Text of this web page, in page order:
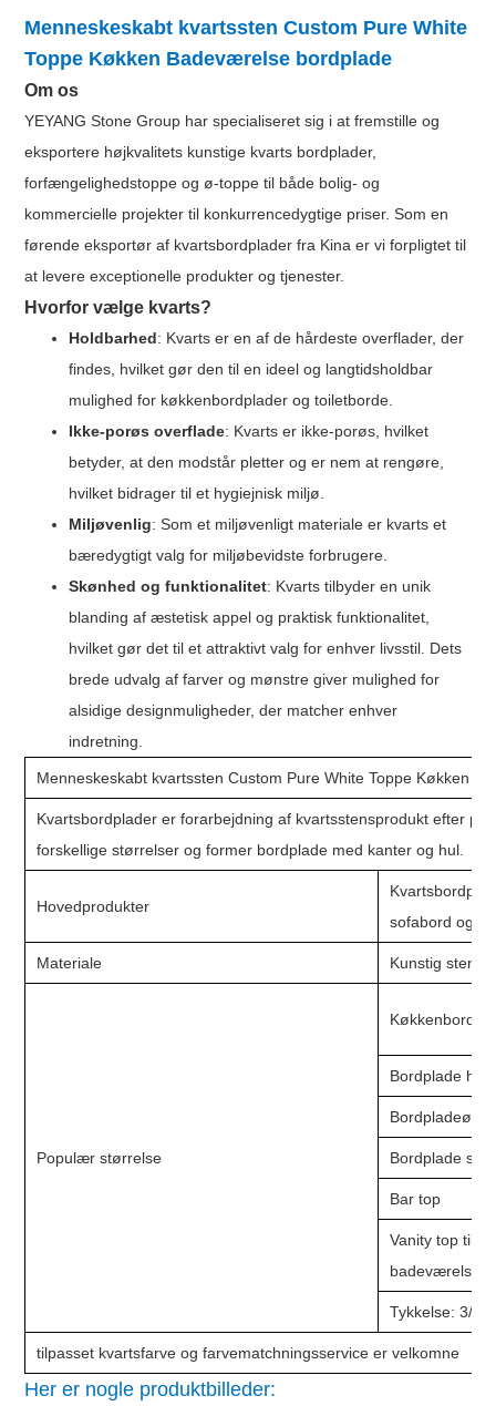
Menneskeskabt kvartssten Custom Pure White
Toppe Køkken Badeværelse bordplade
Om os
YEYANG Stone Group har specialiseret sig i at fremstille og
eksportere højkvalitets kunstige kvarts bordplader,
forfængelighedstoppe og ø-toppe til både bolig- og
kommercielle projekter til konkurrencedygtige priser. Som en
førende eksportør af kvartsbordplader fra Kina er vi forpligtet til
at levere exceptionelle produkter og tjenester.
Hvorfor vælge kvarts?
Holdbarhed: Kvarts er en af ​​de hårdeste overflader, der
findes, hvilket gør den til en ideel og langtidsholdbar
mulighed for køkkenbordplader og toiletborde.
Ikke-porøs overflade: Kvarts er ikke-porøs, hvilket
betyder, at den modstår pletter og er nem at rengøre,
hvilket bidrager til et hygiejnisk miljø.
Miljøvenlig: Som et miljøvenligt materiale er kvarts et
bæredygtigt valg for miljøbevidste forbrugere.
Skønhed og funktionalitet: Kvarts tilbyder en unik
blanding af æstetisk appel og praktisk funktionalitet,
hvilket gør det til et attraktivt valg for enhver livsstil. Dets
brede udvalg af farver og mønstre giver mulighed for
alsidige designmuligheder, der matcher enhver
indretning.
Menneskeskabt kvartssten Custom Pure White Toppe Køkken
Kvartsbordplader er forarbejdning af kvartsstensprodukt efter
forskellige størrelser og former bordplade med kanter og hul.
Hovedprodukter
sofabord og
Materiale Kunstig sten
Populær størrelse
Bordplade
Bordpladeø:
Bordplade
Bar top
Vanity top til
badeværelset
Tykkelse: 3/
tilpasset kvartsfarve og farvematchningsservice er velkomne
Her er nogle produktbilleder: